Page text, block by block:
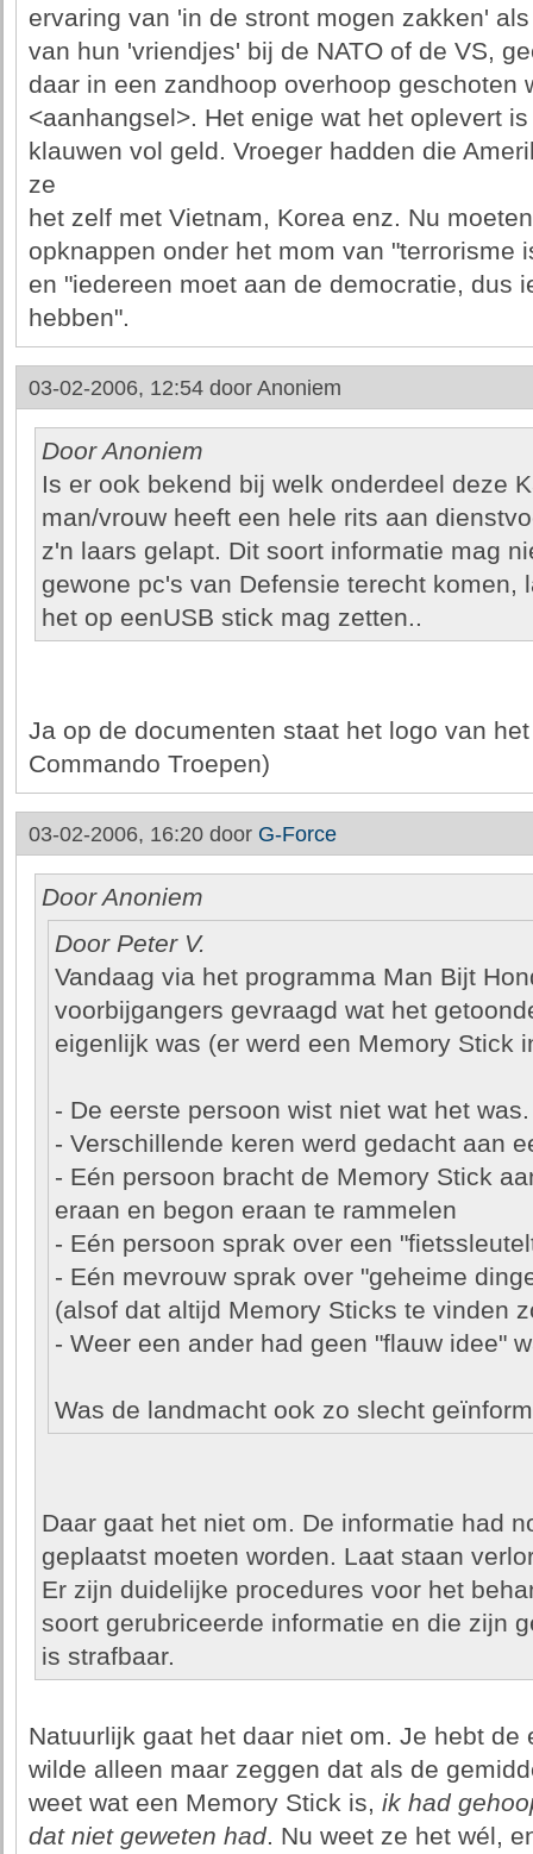
ervaring van 'in de stront mogen zakken'
van hun 'vriendjes' bij de NATO of de VS,
daar in een zandhoop overhoop geschoten
<aanhangsel>. Het enige wat het oplevert
klauwen vol geld. Vroeger hadden die
ze
het zelf met Vietnam, Korea enz. Nu
opknappen onder het mom van "terrorisme
en "iedereen moet aan de democratie, dus
hebben".
03-02-2006, 12:54 door Anoniem
Door Anoniem
Is er ook bekend bij welk onderdeel deze
man/vrouw heeft een hele rits aan
z'n laars gelapt. Dit soort informatie mag
gewone pc's van Defensie terecht komen,
het op eenUSB stick mag zetten..
Ja op de documenten staat het logo van
Commando Troepen)
03-02-2006, 16:20 door G-Force
Door Anoniem
Door Peter V.
Vandaag via het programma Man Bijt
voorbijgangers gevraagd wat het
eigenlijk was (er werd een Memory Stick
- De eerste persoon wist niet wat het was.
- Verschillende keren werd gedacht aan
- Eén persoon bracht de Memory Stick
eraan en begon eraan te rammelen
- Eén persoon sprak over een
- Eén mevrouw sprak over "geheime
(alsof dat altijd Memory Sticks te vinden
- Weer een ander had geen "flauw idee"
Was de landmacht ook zo slecht
Daar gaat het niet om. De informatie had
geplaatst moeten worden. Laat staan
Er zijn duidelijke procedures voor het
soort gerubriceerde informatie en die zijn
is strafbaar.
Natuurlijk gaat het daar niet om. Je hebt de
wilde alleen maar zeggen dat als de
weet wat een Memory Stick is, ik had
dat niet geweten had. Nu weet ze het wél,